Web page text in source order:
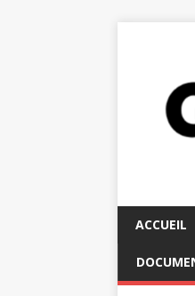
ACCUEIL